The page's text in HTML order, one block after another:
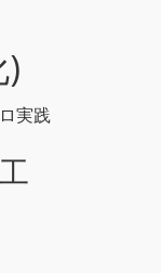
実践